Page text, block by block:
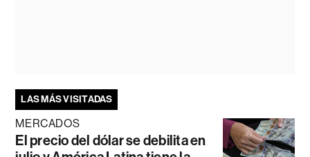
LAS MÁS VISITADAS
MERCADOS
El precio del dólar se debilita en